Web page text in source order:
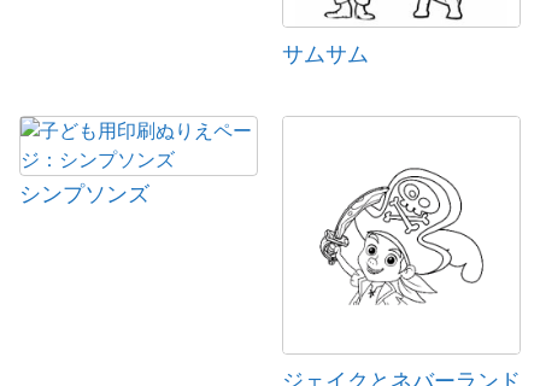
サムサム
シンプソンズ
ジェイクとネバーランド